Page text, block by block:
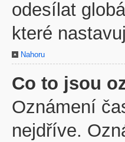
odesílat
které
Nahoru
Co to jsou
Oznámení
nejdříve.